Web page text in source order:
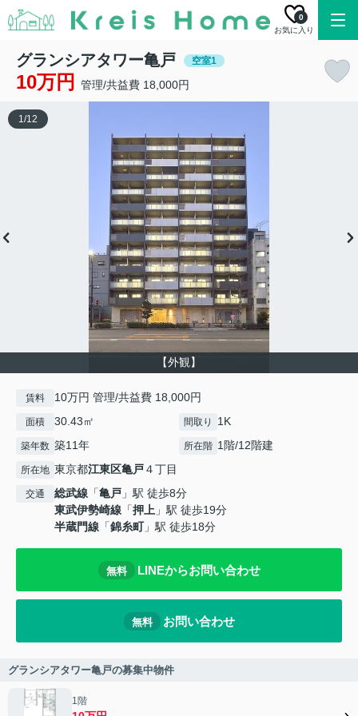
お気に入り
0
グランシアタワー亀戸 空室1
10万円 管理/共益費 18,000円
【外観】
1/12
賃料 10万円 管理/共益費 18,000円
面積 30.43㎡ 間取り 1K
築年数 築11年 所在階 1階/12階建
所在地 東京都江東区亀戸４丁目
交通 総武線 「亀戸 」駅 徒歩8分
東武伊勢崎線 「押上 」駅 徒歩19分
半蔵門線 「錦糸町」駅 徒歩18分
無料 LINEからお問い合わせ
無料 お問い合わせ
グランシアタワー亀戸の募集中物件
1階